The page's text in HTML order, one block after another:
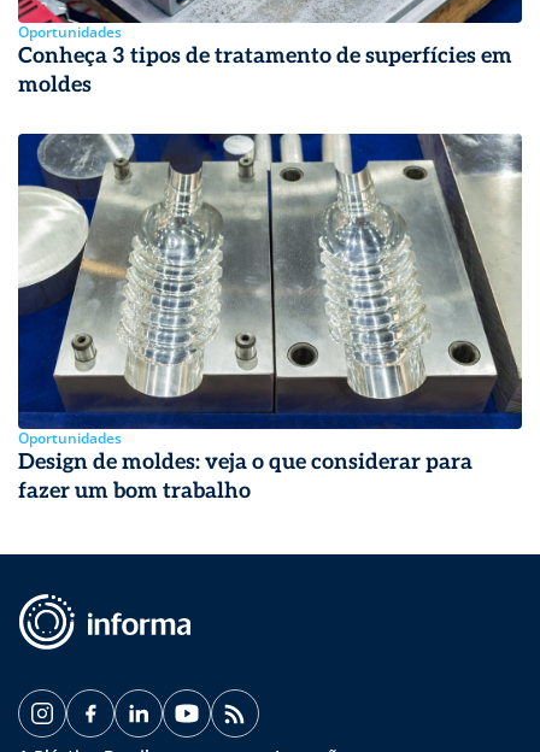
Oportunidades
Conheça 3 tipos de tratamento de superfícies em
moldes
Oportunidades
Design de moldes: veja o que considerar para
fazer um bom trabalho